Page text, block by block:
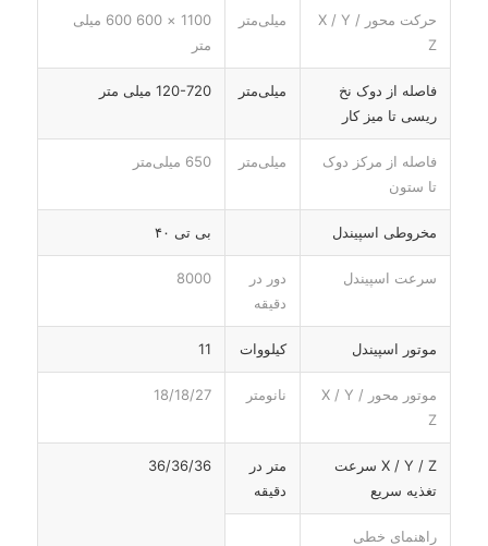
حرکت محور X / Y /
Z
میلی‌متر
1100 × 600 600 میلی
متر
فاصله از دوک نخ
ریسی تا میز کار
میلی‌متر 120-720 میلی متر
فاصله از مرکز دوک
تا ستون
میلی‌متر 650 میلی‌متر
مخروطی اسپیندل بی تی ۴۰
سرعت اسپیندل
دور در
دقیقه
8000
موتور اسپیندل کیلووات 11
موتور محور X / Y /
Z
نانومتر 18/18/27
X / Y / Z سرعت
تغذیه سریع
متر در
دقیقه
36/36/36
راهنمای خطی